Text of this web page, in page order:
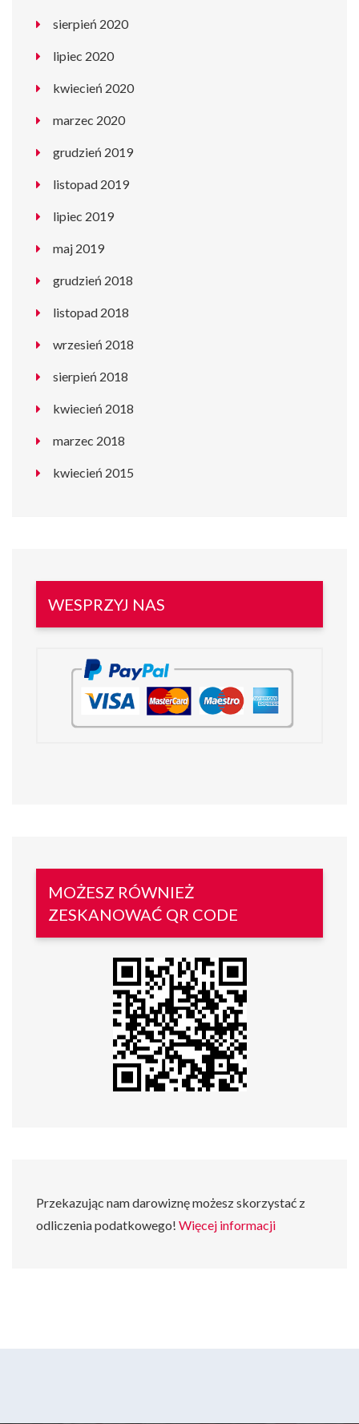
sierpień 2020
lipiec 2020
kwiecień 2020
marzec 2020
grudzień 2019
listopad 2019
lipiec 2019
maj 2019
grudzień 2018
listopad 2018
wrzesień 2018
sierpień 2018
kwiecień 2018
marzec 2018
kwiecień 2015
WESPRZYJ NAS
MOŻESZ RÓWNIEŻ
ZESKANOWAĆ QR CODE
Przekazując nam darowiznę możesz skorzystać z
odliczenia podatkowego! Więcej informacji